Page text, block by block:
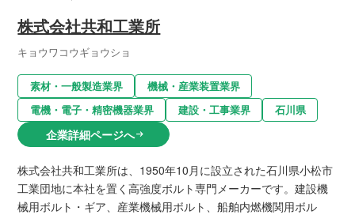
株式会社共和工業所
キョウワコウギョウショ
素材・一般製造業界
機械・産業装置業界
電機・電子・精密機器業界
建設・工事業界 石川県
企業詳細ページへarrow_right_alt
株式会社共和工業所は、1950年10月に設立された石川県小松市
工業団地に本社を置く高強度ボルト専門メーカーです。建設機
械用ボルト・ギア、産業機械用ボルト、船舶内燃機関用ボル